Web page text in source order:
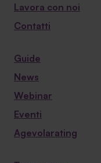
Lavora con noi
Contatti
Guide
News
Webinar
Eventi
Agevolarating